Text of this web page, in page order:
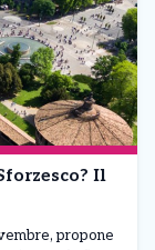
Il
propone